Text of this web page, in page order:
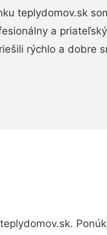
teplydomov.sk
a
rýchlo a dobre